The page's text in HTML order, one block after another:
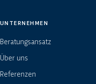
UNTERNEHMEN
Beratungsansatz
Über uns
Referenzen